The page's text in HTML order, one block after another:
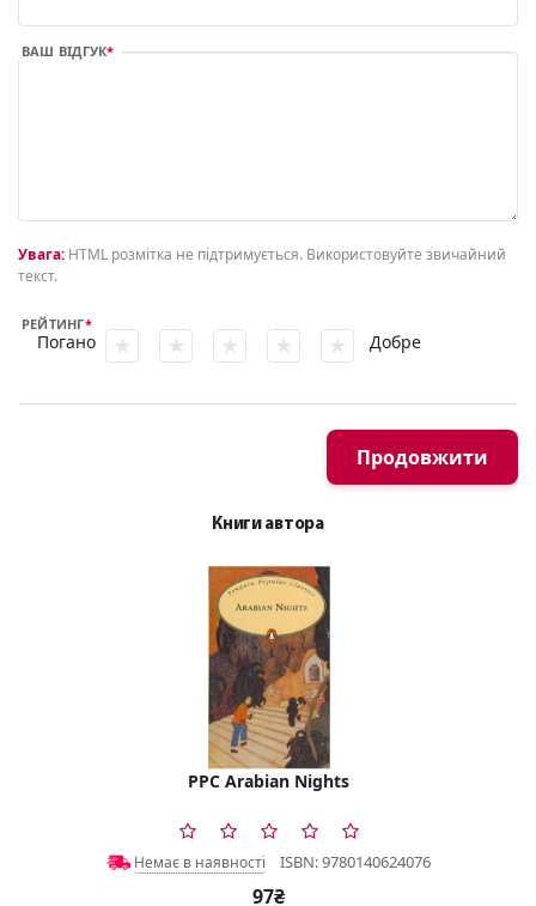
ВАШ ВІДГУК
Увага: HTML розмітка не підтримується. Використовуйте звичайний
текст.
РЕЙТИНГ
Погано Добре
Продовжити
Книги автора
PPC Arabian Nights
Немає в наявності ISBN: 9780140624076
97₴